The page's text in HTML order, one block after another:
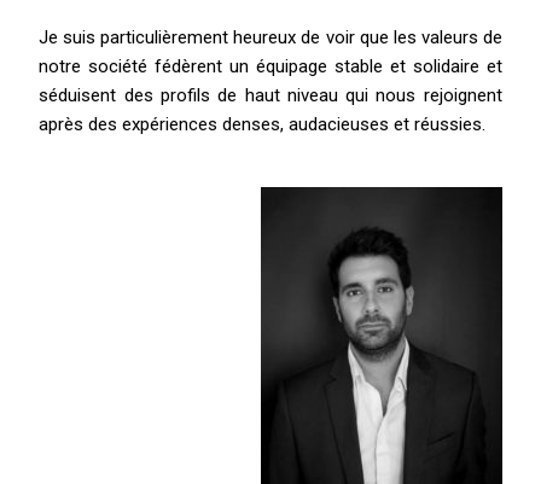
Je suis particulièrement heureux de voir que les valeurs de
notre société fédèrent un équipage stable et solidaire et
séduisent des profils de haut niveau qui nous rejoignent
après des expériences denses, audacieuses et réussies.